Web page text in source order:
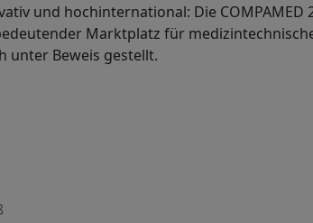
und hochinternational: Die COMPAMED
Marktplatz für
unter Beweis gestellt.